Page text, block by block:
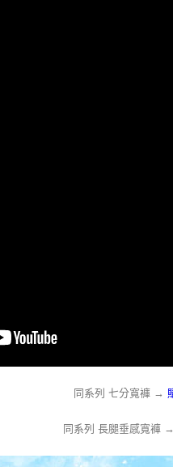
同系列 七分寬褲 →
同系列 長腿垂感寬褲 →